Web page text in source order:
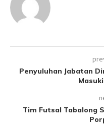
Penyuluhan Jabatan
Tim Futsal Tabalong